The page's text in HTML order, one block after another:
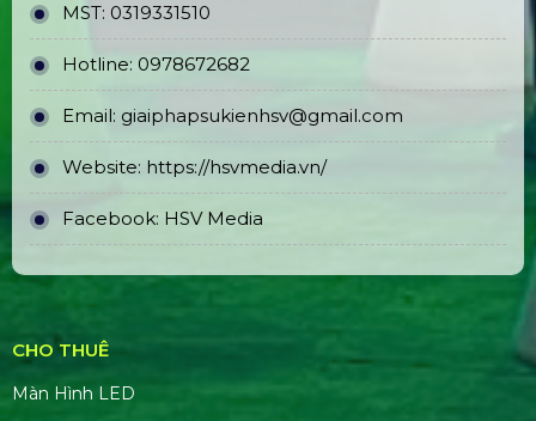
MST: 0319331510
Hotline: 0978672682
Email: giaiphapsukienhsv@gmail.com
Website: https://hsvmedia.vn/
Facebook: HSV Media
CHO THUÊ
Màn Hình LED